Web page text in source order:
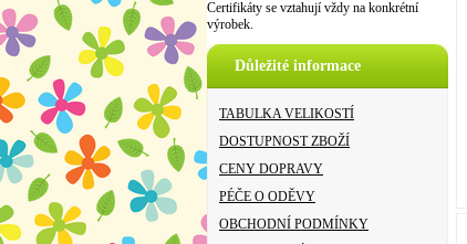
Certifikáty se vztahují vždy na konkrétní
výrobek.
Důležité informace
TABULKA VELIKOSTÍ
DOSTUPNOST ZBOŽÍ
CENY DOPRAVY
PÉČE O ODĚVY
OBCHODNÍ PODMÍNKY